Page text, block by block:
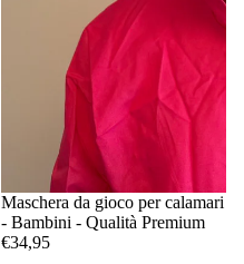
Maschera da gioco per calamari
- Bambini - Qualità Premium
€34,95